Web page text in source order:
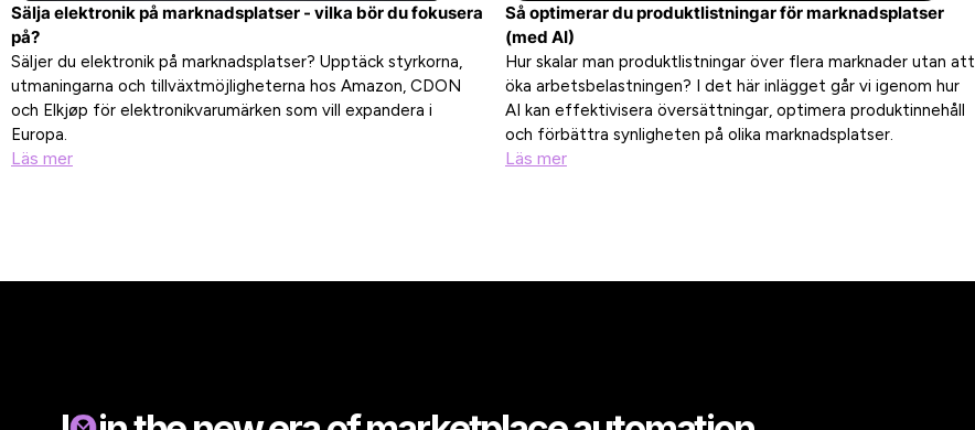
Sälja elektronik på marknadsplatser - vilka bör du fokusera
på?
Säljer du elektronik på marknadsplatser? Upptäck styrkorna,
utmaningarna och tillväxtmöjligheterna hos Amazon, CDON
och Elkjøp för elektronikvarumärken som vill expandera i
Europa.
Läs mer
Så optimerar du produktlistningar för marknadsplatser
(med AI)
Hur skalar man produktlistningar över flera marknader utan att
öka arbetsbelastningen? I det här inlägget går vi igenom hur
AI kan effektivisera översättningar, optimera produktinnehåll
och förbättra synligheten på olika marknadsplatser.
Läs mer